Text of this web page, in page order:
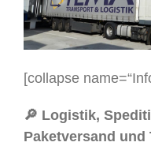
[collapse
🔎 Logistik,
Paketversand